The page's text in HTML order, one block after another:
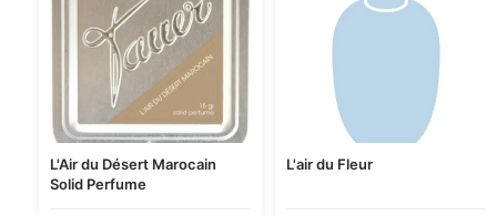
L'Air du Désert Marocain
Solid Perfume
L'air du Fleur